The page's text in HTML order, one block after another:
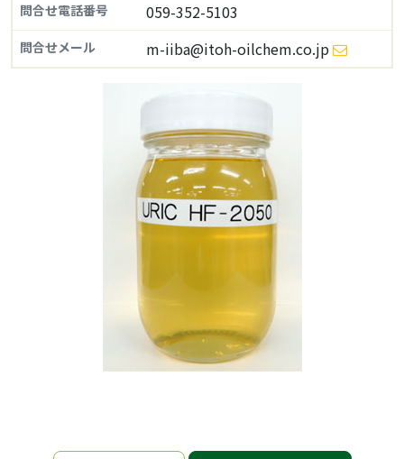
問合せ電話番号 059-352-5103
問合せメール m-iiba@itoh-oilchem.co.jp